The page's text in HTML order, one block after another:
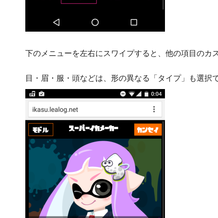
下のメニューを左右にスワイプすると、他の項目のカ
目・眉・服・頭などは、形の異なる「タイプ」も選択で